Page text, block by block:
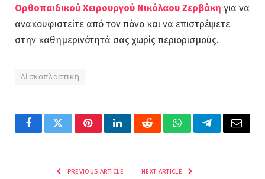
Ορθοπαιδικού Χειρουργού Νικόλαου Ζερβάκη για να
ανακουφιστείτε από τον πόνο και να επιστρέψετε
στην καθημερινότητά σας χωρίς περιορισμούς.
Δίσκοπλαστική
FacebookTwitterPinterestLinkedInRedditWhatsAppTelegramEmail
PREVIOUS ARTICLE NEXT ARTICLE